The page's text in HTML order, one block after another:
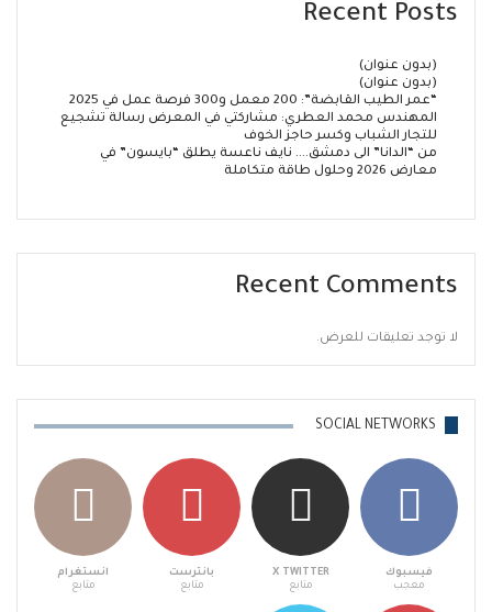
Recent Posts
(بدون عنوان)
(بدون عنوان)
“عمر الطيب القابضة”: 200 معمل و300 فرصة عمل في 2025
المهندس محمد العطري: مشاركتي في المعرض رسالة تشجيع
للتجار الشباب وكسر حاجز الخوف
من “الدانا” الى دمشق…. نايف ناعسة يطلق “بايسون” في
معارض 2026 وحلول طاقة متكاملة
Recent Comments
لا توجد تعليقات للعرض.
SOCIAL NETWORKS
فيسبوك
معجب
X TWITTER
متابع
بانترست
متابع
انستغرام
متابع